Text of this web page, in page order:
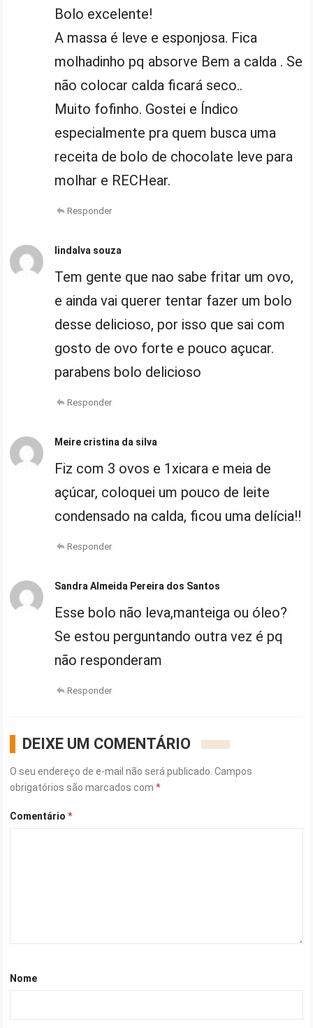
Bolo excelente!
A massa é leve e esponjosa. Fica
molhadinho pq absorve Bem a calda . Se
não colocar calda ficará seco..
Muito fofinho. Gostei e Índico
especialmente pra quem busca uma
receita de bolo de chocolate leve para
molhar e RECHear.
Responder
lindalva souza
Tem gente que nao sabe fritar um ovo,
e ainda vai querer tentar fazer um bolo
desse delicioso, por isso que sai com
gosto de ovo forte e pouco açucar.
parabens bolo delicioso
Responder
Meire cristina da silva
Fiz com 3 ovos e 1xicara e meia de
açúcar, coloquei um pouco de leite
condensado na calda, ficou uma delícia!!
Responder
Sandra Almeida Pereira dos Santos
Esse bolo não leva,manteiga ou óleo?
Se estou perguntando outra vez é pq
não responderam
Responder
DEIXE UM COMENTÁRIO
O seu endereço de e-mail não será publicado. Campos
obrigatórios são marcados com*
Comentário*
Nome